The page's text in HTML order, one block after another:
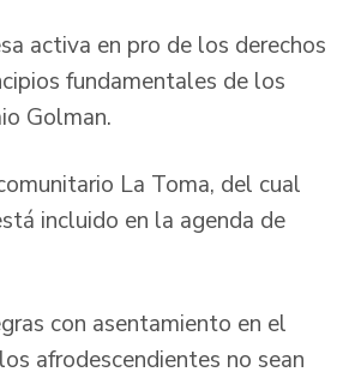
activa en pro de los derechos
fundamentales de los
Golman.
La Toma, del cual
incluido en la agenda de
con asentamiento en el
afrodescendientes no sean